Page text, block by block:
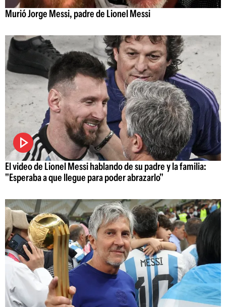
Murió Jorge Messi, padre de Lionel Messi
El video de Lionel Messi hablando de su padre y la familia:
"Esperaba a que llegue para poder abrazarlo"